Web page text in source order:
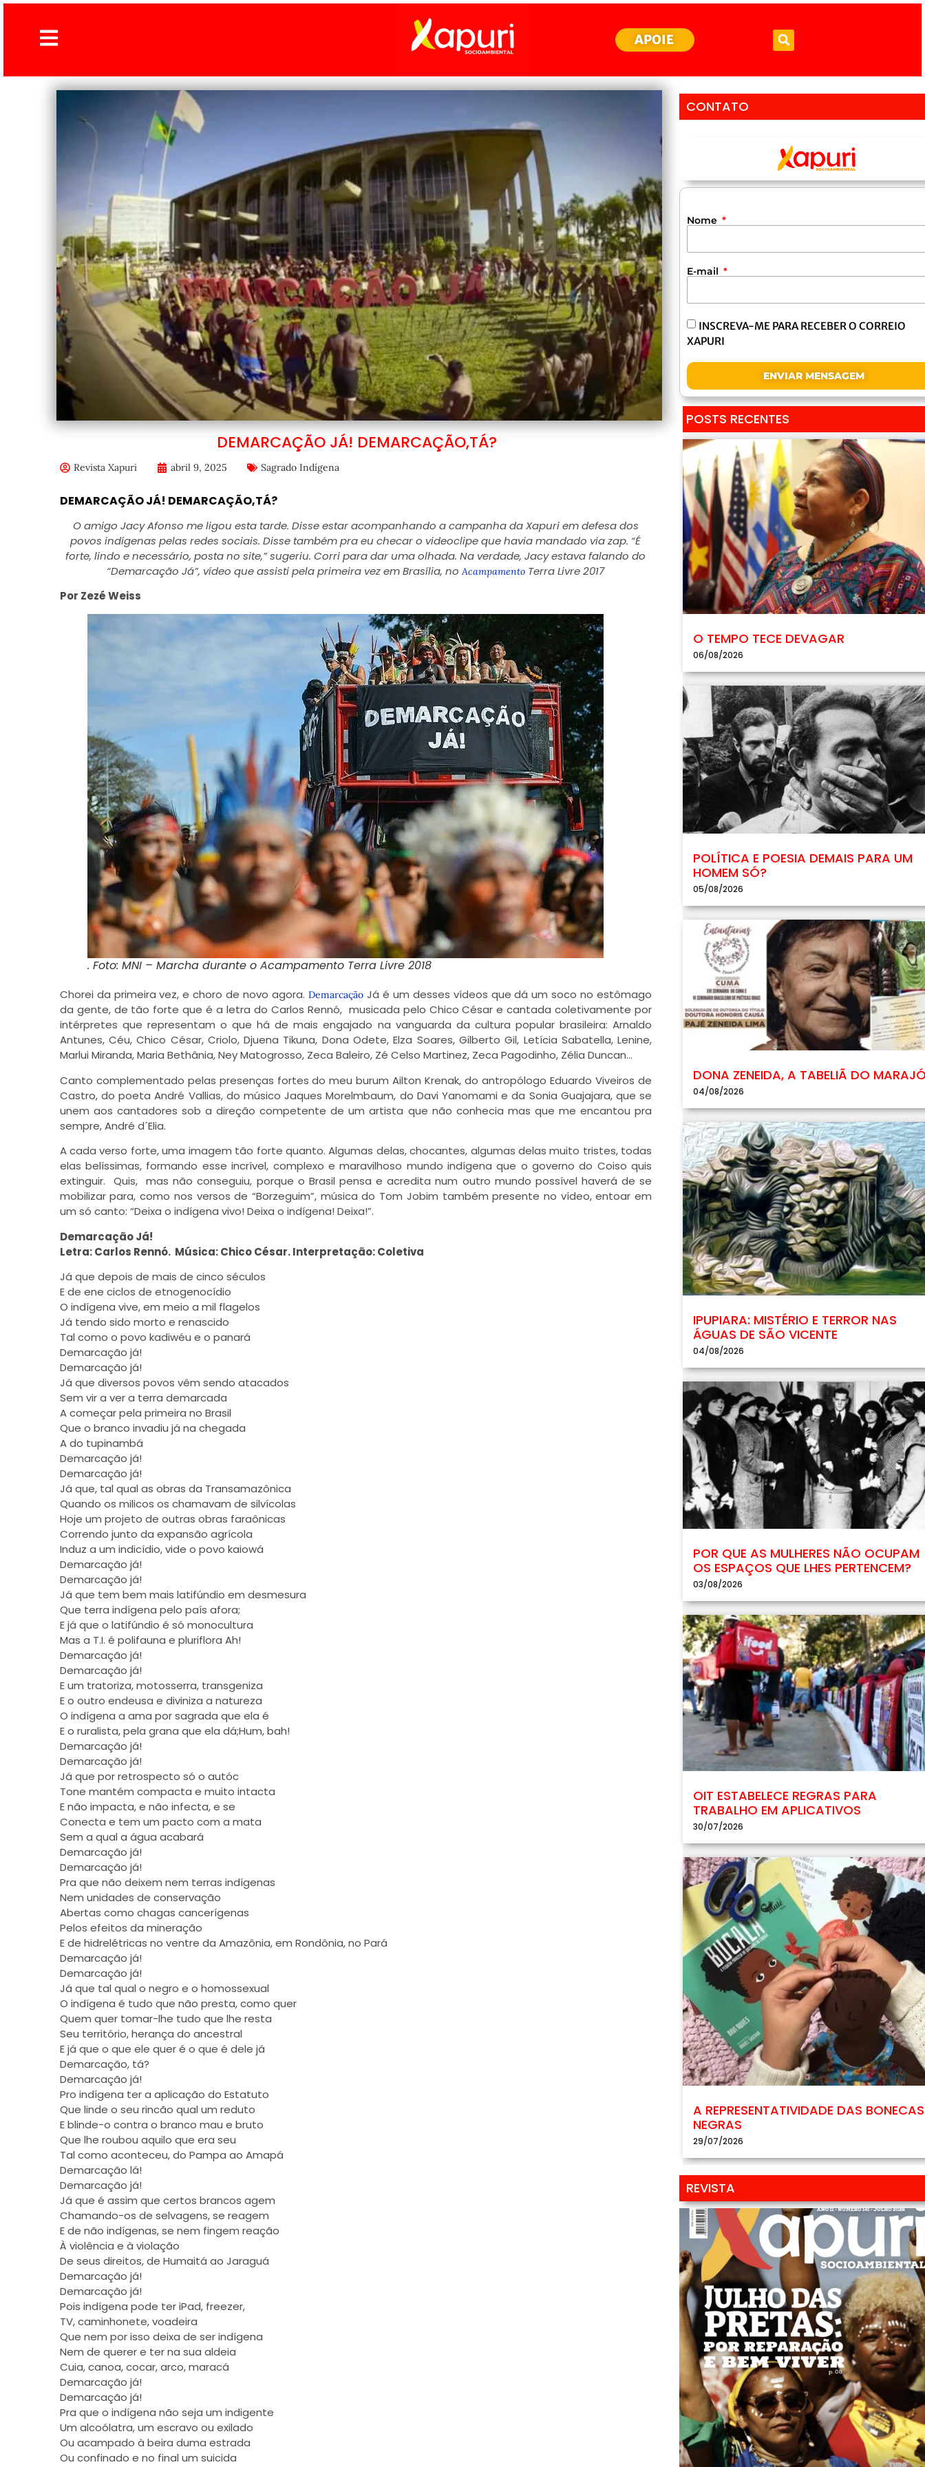
APOIE
DEMARCAÇÃO JÁ! DEMARCAÇÃO,TÁ?
Revista Xapuri abril 9, 2025 Sagrado Indígena
DEMARCAÇÃO JÁ! DEMARCAÇÃO,TÁ?
O amigo Jacy Afonso me ligou esta tarde. Disse estar acompanhando a campanha da Xapuri em defesa dos
povos indígenas pelas redes sociais. Disse também pra eu checar o videoclipe que havia mandado via zap. “É
forte, lindo e necessário, posta no site,” sugeriu. Corri para dar uma olhada. Na verdade, Jacy estava falando do
“Demarcação Já”, vídeo que assisti pela primeira vez em Brasília, noAcampamento Terra Livre 2017
Por Zezé Weiss
. Foto: MNI – Marcha durante o Acampamento Terra Livre 2018
Chorei da primeira vez, e choro de novo agora. Demarcação Já é um desses vídeos que dá um soco no estômago
da gente, de tão forte que é a letra do Carlos Rennó, musicada pelo Chico César e cantada coletivamente por
intérpretes que representam o que há de mais engajado na vanguarda da cultura popular brasileira: Arnaldo
Antunes, Céu, Chico César, Criolo, Djuena Tikuna, Dona Odete, Elza Soares, Gilberto Gil, Letícia Sabatella, Lenine,
Marlui Miranda, Maria Bethânia, Ney Matogrosso, Zeca Baleiro, Zé Celso Martinez, Zeca Pagodinho, Zélia Duncan…
Canto complementado pelas presenças fortes do meu burum Ailton Krenak, do antropólogo Eduardo Viveiros de
Castro, do poeta André Vallias, do músico Jaques Morelmbaum, do Davi Yanomami e da Sonia Guajajara, que se
unem aos cantadores sob a direção competente de um artista que não conhecia mas que me encantou pra
sempre, André d´Elia.
A cada verso forte, uma imagem tão forte quanto. Algumas delas, chocantes, algumas delas muito tristes, todas
elas belíssimas, formando esse incrível, complexo e maravilhoso mundo indígena que o governo do Coiso quis
extinguir. Quis, mas não conseguiu, porque o Brasil pensa e acredita num outro mundo possível haverá de se
mobilizar para, como nos versos de “Borzeguim”, música do Tom Jobim também presente no vídeo, entoar em
um só canto: “Deixa o indígena vivo! Deixa o indígena! Deixa!”.
Demarcação Já!
Letra: Carlos Rennó. Música: Chico César. Interpretação: Coletiva
Já que depois de mais de cinco séculos
E de ene ciclos de etnogenocídio
O indígena vive, em meio a mil flagelos
Já tendo sido morto e renascido
Tal como o povo kadiwéu e o panará
Demarcação já!
Demarcação já!
Já que diversos povos vêm sendo atacados
Sem vir a ver a terra demarcada
A começar pela primeira no Brasil
Que o branco invadiu já na chegada
A do tupinambá
Demarcação já!
Demarcação já!
Já que, tal qual as obras da Transamazônica
Quando os milicos os chamavam de silvícolas
Hoje um projeto de outras obras faraônicas
Correndo junto da expansão agrícola
Induz a um indicídio, vide o povo kaiowá
Demarcação já!
Demarcação já!
Já que tem bem mais latifúndio em desmesura
Que terra indígena pelo país afora;
E já que o latifúndio é só monocultura
Mas a T.I. é polifauna e pluriflora Ah!
Demarcação já!
Demarcação já!
E um tratoriza, motosserra, transgeniza
E o outro endeusa e diviniza a natureza
O indígena a ama por sagrada que ela é
E o ruralista, pela grana que ela dá;Hum, bah!
Demarcação já!
Demarcação já!
Já que por retrospecto só o autóc
Tone mantém compacta e muito intacta
E não impacta, e não infecta, e se
Conecta e tem um pacto com a mata
Sem a qual a água acabará
Demarcação já!
Demarcação já!
Pra que não deixem nem terras indígenas
Nem unidades de conservação
Abertas como chagas cancerígenas
Pelos efeitos da mineração
E de hidrelétricas no ventre da Amazônia, em Rondônia, no Pará
Demarcação já!
Demarcação já!
Já que tal qual o negro e o homossexual
O indígena é tudo que não presta, como quer
Quem quer tomar-­lhe tudo que lhe resta
Seu território, herança do ancestral
E já que o que ele quer é o que é dele já
Demarcação, tá?
Demarcação já!
Pro indígena ter a aplicação do Estatuto
Que linde o seu rincão qual um reduto
E blinde-­o contra o branco mau e bruto
Que lhe roubou aquilo que era seu
Tal como aconteceu, do Pampa ao Amapá
Demarcação lá!
Demarcação já!
Já que é assim que certos brancos agem
Chamando-­os de selvagens, se reagem
E de não indígenas, se nem fingem reação
À violência e à violação
De seus direitos, de Humaitá ao Jaraguá
Demarcação já!
Demarcação já!
Pois indígena pode ter iPad, freezer,
TV, caminhonete, voadeira
Que nem por isso deixa de ser indígena
Nem de querer e ter na sua aldeia
Cuia, canoa, cocar, arco, maracá
Demarcação já!
Demarcação já!
Pra que o indígena não seja um indigente
Um alcoólatra, um escravo ou exilado
Ou acampado à beira duma estrada
Ou confinado e no final um suicida
CONTATO
Nome
E-mail
INSCREVA-ME PARA RECEBER O CORREIO
XAPURI
ENVIAR MENSAGEM
POSTS RECENTES
O TEMPO TECE DEVAGAR
06/08/2026
POLÍTICA E POESIA DEMAIS PARA UM
HOMEM SÓ?
05/08/2026
DONA ZENEIDA, A TABELIÃ DO
04/08/2026
IPUPIARA: MISTÉRIO E TERROR NAS
ÁGUAS DE SÃO VICENTE
04/08/2026
POR QUE AS MULHERES NÃO OCUPAM
OS ESPAÇOS QUE LHES PERTENCEM?
03/08/2026
OIT ESTABELECE REGRAS PARA
TRABALHO EM APLICATIVOS
30/07/2026
A REPRESENTATIVIDADE DAS BONECAS
NEGRAS
29/07/2026
REVISTA